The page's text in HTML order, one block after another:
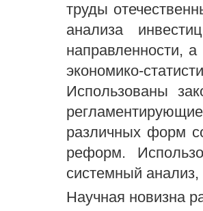
труды
анализа
направленности,
экономико-
Использованы
различных форм
реформ.
системный анализ,
Научная новизна